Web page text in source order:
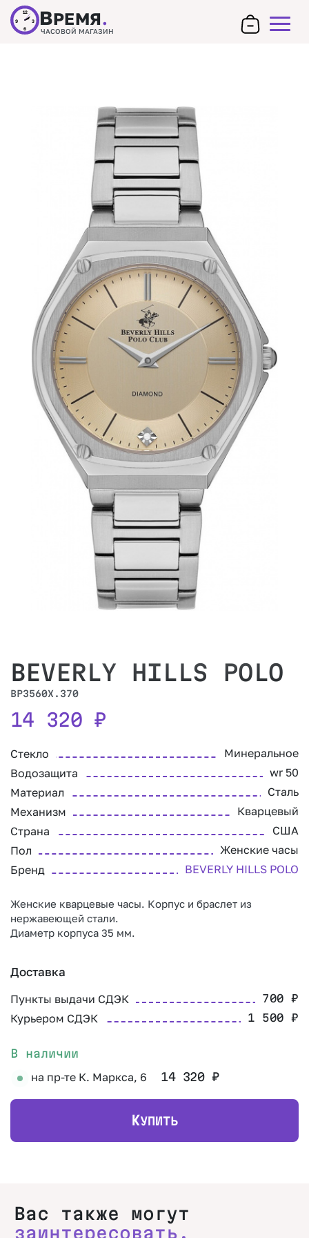
12
3
6
9 ВРЕМЯ.
ЧАСОВОЙ МАГАЗИН
BEVERLY HILLS POLO
BP3560X.370
14 320 ₽
Стекло
Минеральное
Водозащита
wr 50
Материал
Сталь
Механизм
Кварцевый
Страна
США
Пол
Женские часы
Бренд
BEVERLY HILLS POLO
Женские кварцевые часы. Корпус и браслет из
нержавеющей стали.
Диаметр корпуса 35 мм.
Доставка
Пункты выдачи СДЭК 700₽
Курьером СДЭК 1 500₽
В наличии
на пр-те К. Маркса, 6 14 320₽
КУПИТЬ
Вас также могут
заинтересовать.